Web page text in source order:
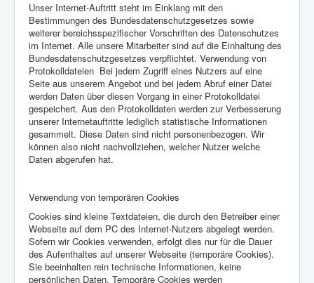
Unser Internet-Auftritt steht im Einklang mit den
Bestimmungen des Bundesdatenschutzgesetzes sowie
weiterer bereichsspezifischer Vorschriften des Datenschutzes
im Internet. Alle unsere Mitarbeiter sind auf die Einhaltung des
Bundesdatenschutzgesetzes verpflichtet. Verwendung von
Protokolldateien Bei jedem Zugriff eines Nutzers auf eine
Seite aus unserem Angebot und bei jedem Abruf einer Datei
werden Daten über diesen Vorgang in einer Protokolldatei
gespeichert. Aus den Protokolldaten werden zur Verbesserung
unserer Internetauftritte lediglich statistische Informationen
gesammelt. Diese Daten sind nicht personenbezogen. Wir
können also nicht nachvollziehen, welcher Nutzer welche
Daten abgerufen hat.
Verwendung von temporären Cookies
Cookies sind kleine Textdateien, die durch den Betreiber einer
Webseite auf dem PC des Internet-Nutzers abgelegt werden.
Sofern wir Cookies verwenden, erfolgt dies nur für die Dauer
des Aufenthaltes auf unserer Webseite (temporäre Cookies).
Sie beeinhalten rein technische Informationen, keine
persönlichen Daten. Temporäre Cookies werden